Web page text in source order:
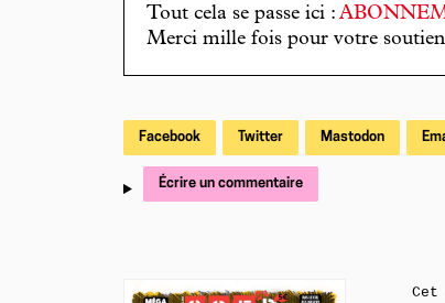
Tout cela se passe ici :
Merci mille fois pour votre
Facebook Twitter Mastodon
Écrire un commentaire